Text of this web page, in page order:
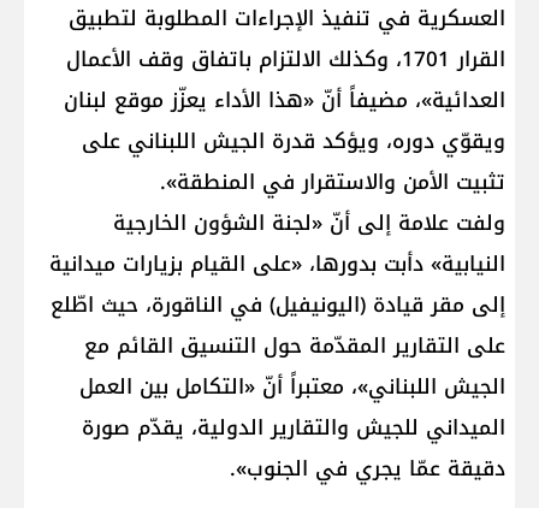
العسكرية في تنفيذ الإجراءات المطلوبة لتطبيق
القرار 1701، وكذلك الالتزام باتفاق وقف الأعمال
العدائية»، مضيفاً أنّ «هذا الأداء يعزّز موقع لبنان
ويقوّي دوره، ويؤكد قدرة الجيش اللبناني على
تثبيت الأمن والاستقرار في المنطقة».
ولفت علامة إلى أنّ «لجنة الشؤون الخارجية
النيابية» دأبت بدورها، «على القيام بزيارات ميدانية
إلى مقر قيادة (اليونيفيل) في الناقورة، حيث اطّلع
على التقارير المقدّمة حول التنسيق القائم مع
الجيش اللبناني»، معتبراً أنّ «التكامل بين العمل
الميداني للجيش والتقارير الدولية، يقدّم صورة
دقيقة عمّا يجري في الجنوب».